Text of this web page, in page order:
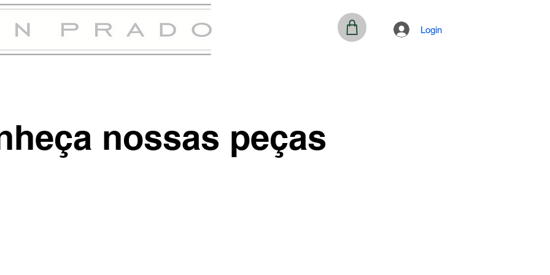
Login
nossas peças